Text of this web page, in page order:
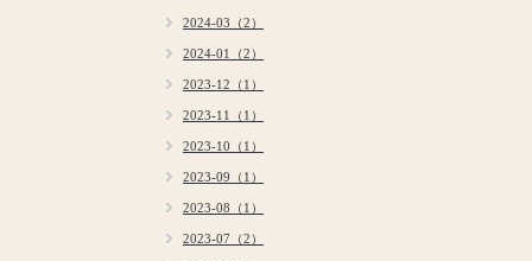
2024-03（2）
2024-01（2）
2023-12（1）
2023-11（1）
2023-10（1）
2023-09（1）
2023-08（1）
2023-07（2）